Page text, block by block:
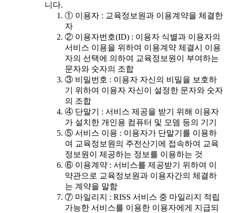
니다.
① 이용자 : 교육정보원과 이용계약을 체결한
자
② 이용자번호(ID) : 이용자 식별과 이용자의
서비스 이용을 위하여 이용계약 체결시 이용
자의 선택에 의하여 교육정보원이 부여하는
문자와 숫자의 조합
③ 비밀번호 : 이용자 자신의 비밀을 보호하
기 위하여 이용자 자신이 설정한 문자와 숫자
의 조합
④ 단말기 : 서비스 제공을 받기 위해 이용자
가 설치한 개인용 컴퓨터 및 모뎀 등의 기기
⑤ 서비스 이용 : 이용자가 단말기를 이용하
여 교육정보원의 주전산기에 접속하여 교육
정보원이 제공하는 정보를 이용하는 것
⑥ 이용계약 : 서비스를 제공받기 위하여 이
약관으로 교육정보원과 이용자간의 체결하
는 계약을 말함
⑦ 마일리지 : RISS 서비스 중 마일리지 적립
가능한 서비스를 이용한 이용자에게 지급되